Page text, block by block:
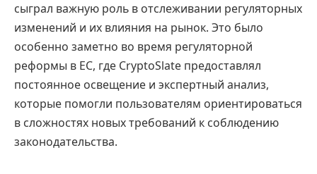
сыграл важную роль в отслеживании регуляторных
изменений и их влияния на рынок. Это было
особенно заметно во время регуляторной
реформы в ЕС, где CryptoSlate предоставлял
постоянное освещение и экспертный анализ,
которые помогли пользователям ориентироваться
в сложностях новых требований к соблюдению
законодательства.